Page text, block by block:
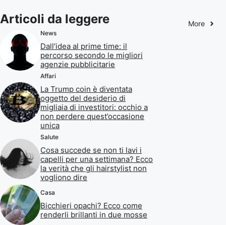
Articoli da leggere More
News
Dall’idea al prime time: il
percorso secondo le migliori
agenzie pubblicitarie
Affari
La Trump coin è diventata
oggetto del desiderio di
migliaia di investitori: occhio a
non perdere quest’occasione
unica
Salute
Cosa succede se non ti lavi i
capelli per una settimana? Ecco
la verità che gli hairstylist non
vogliono dire
Casa
Bicchieri opachi? Ecco come
renderli brillanti in due mosse